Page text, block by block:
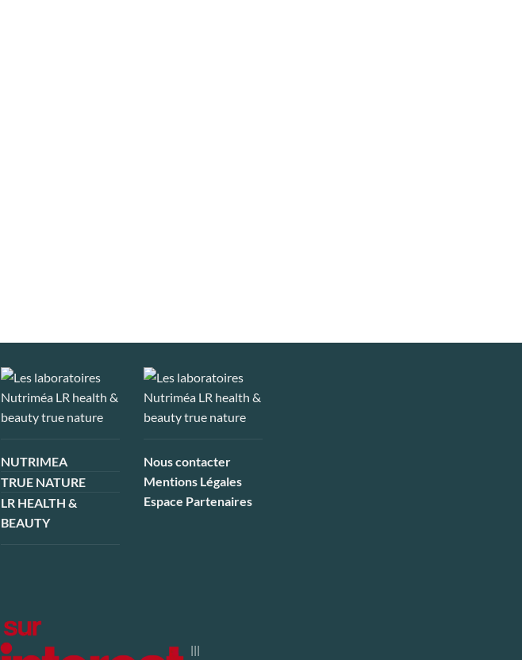
NUTRIMEA
TRUE NATURE
LR HEALTH &
BEAUTY
Nous contacter
Mentions Légales
Espace Partenaires
|||